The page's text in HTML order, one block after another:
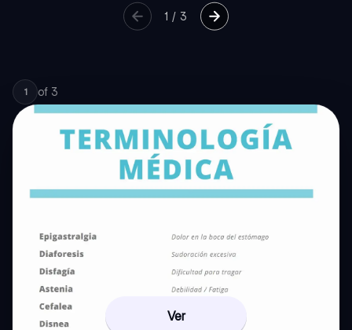
1 / 3
1 of 3
Ver